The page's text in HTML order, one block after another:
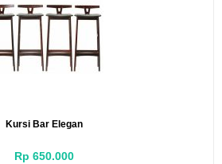
Kursi Bar Elegan
Rp 650.000